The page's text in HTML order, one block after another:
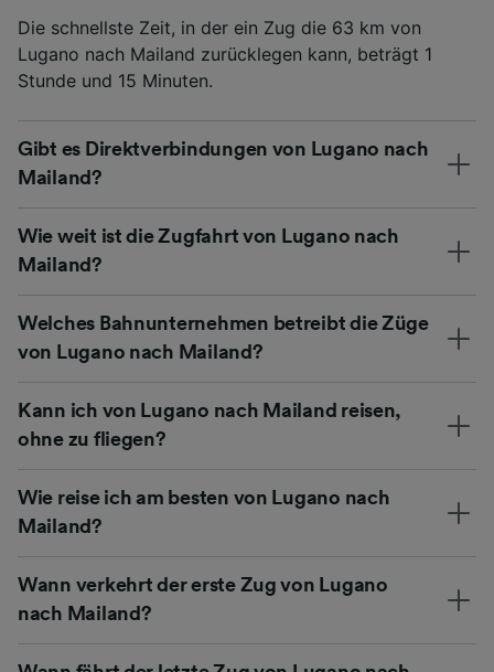
Die schnellste Zeit, in der ein Zug die 63 km von
Lugano nach Mailand zurücklegen kann, beträgt 1
Stunde und 15 Minuten.
Gibt es Direktverbindungen von Lugano nach
Mailand?
Wie weit ist die Zugfahrt von Lugano nach
Mailand?
Welches Bahnunternehmen betreibt die Züge
von Lugano nach Mailand?
Kann ich von Lugano nach Mailand reisen,
ohne zu fliegen?
Wie reise ich am besten von Lugano nach
Mailand?
Wann verkehrt der erste Zug von Lugano
nach Mailand?